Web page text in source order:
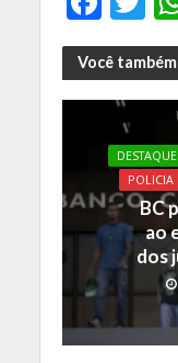
ac
e
b
o
o
k
w
er
Você
POLICIA
BC
ao
dos